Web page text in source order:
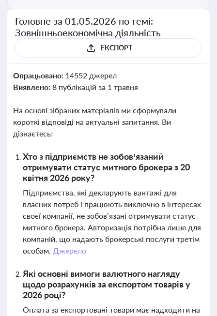
Головне за 01.05.2026 по темі:
Зовнішньоекономічна діяльність
ЕКСПОРТ
Опрацьовано: 14552 джерел
Виявлено: 8 публікацій за 1 травня
На основі зібраних матеріалів ми сформували
короткі відповіді на актуальні запитання. Ви
дізнаєтесь:
Хто з підприємств не зобов’язаний
отримувати статус митного брокера з 20
квітня 2026 року?
Підприємства, які декларують вантажі для
власних потреб і працюють виключно в інтересах
своєї компанії, не зобов’язані отримувати статус
митного брокера. Авторизація потрібна лише для
компаній, що надають брокерські послуги третім
особам. Джерело
Які основні вимоги валютного нагляду
щодо розрахунків за експортом товарів у
2026 році?
Оплата за експортовані товари має надходити на